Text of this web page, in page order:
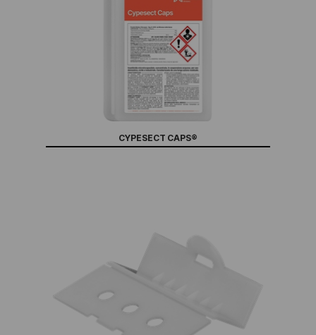
CYPESECT CAPS®